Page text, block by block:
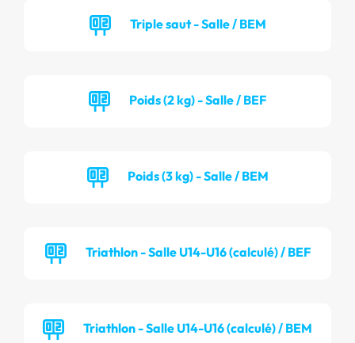
Triple saut - Salle / BEM
Poids (2 kg) - Salle / BEF
Poids (3 kg) - Salle / BEM
Triathlon - Salle U14-U16 (calculé) / BEF
Triathlon - Salle U14-U16 (calculé) / BEM